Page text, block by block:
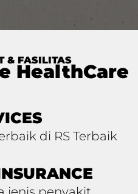
di RS Terbaik
HealthCare
& FASILITAS